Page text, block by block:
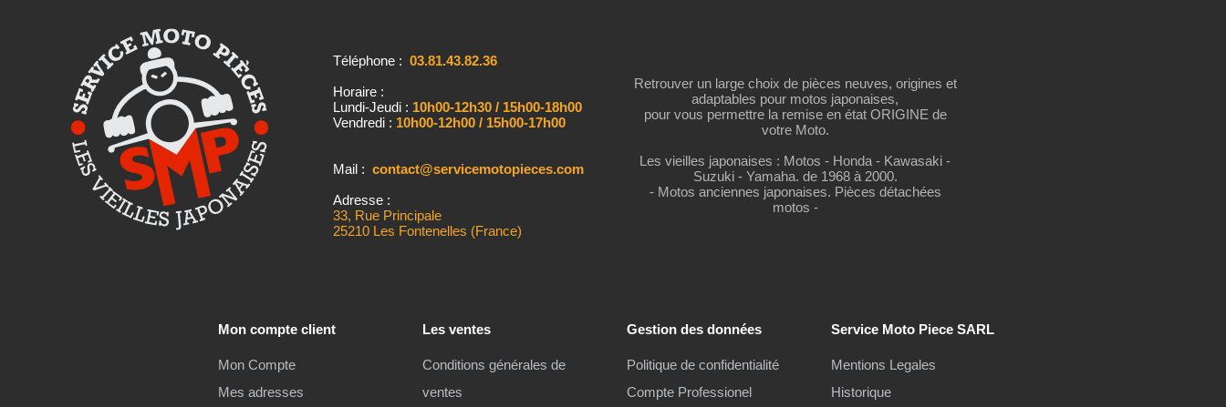
Téléphone :03.81.43.82.36
Horaire :
Lundi-Jeudi : 10h00-12h30 / 15h00-18h00
Vendredi : 10h00-12h00 / 15h00-17h00
Mail : contact@servicemotopieces.com
Adresse :
33, Rue Principale
25210 Les Fontenelles (France)
Retrouver un large choix de pièces neuves, origines et
adaptables pour motos japonaises,
pour vous permettre la remise en état ORIGINE de
votre Moto.
Les vieilles japonaises : Motos - Honda - Kawasaki -
Suzuki - Yamaha. de 1968 à 2000.
- Motos anciennes japonaises. Pièces détachées
motos -
Mon compte client
Mon Compte
Mes adresses
Les ventes
Conditions générales de
ventes
Gestion des données
Politique de confidentialité
Compte Professionel
Service Moto Piece SARL
Mentions Legales
Historique